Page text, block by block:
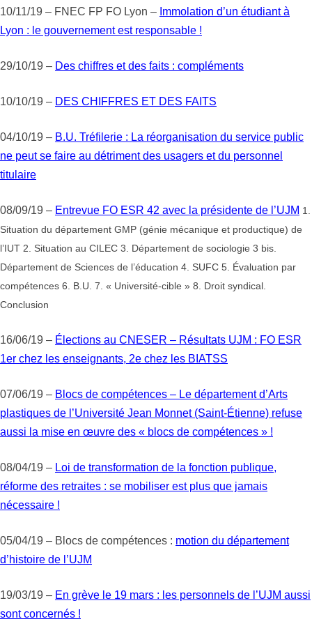
10/11/19 – FNEC FP FO Lyon – Immolation d’un étudiant à
Lyon : le gouvernement est responsable !
29/10/19 – Des chiffres et des faits : compléments
10/10/19 – DES CHIFFRES ET DES FAITS
04/10/19 – B.U. Tréfilerie : La réorganisation du service public
ne peut se faire au détriment des usagers et du personnel
titulaire
08/09/19 – Entrevue FO ESR 42 avec la présidente de l’UJM 1.
Situation du département GMP (génie mécanique et productique) de
l’IUT 2. Situation au CILEC 3. Département de sociologie 3 bis.
Département de Sciences de l’éducation 4. SUFC 5. Évaluation par
compétences 6. B.U. 7. « Université-cible » 8. Droit syndical.
Conclusion
16/06/19 – Élections au CNESER – Résultats UJM : FO ESR
1er chez les enseignants, 2e chez les BIATSS
07/06/19 – Blocs de compétences – Le département d’Arts
plastiques de l’Université Jean Monnet (Saint-Étienne) refuse
aussi la mise en œuvre des « blocs de compétences » !
08/04/19 – Loi de transformation de la fonction publique,
réforme des retraites : se mobiliser est plus que jamais
nécessaire !
05/04/19 – Blocs de compétences : motion du département
d’histoire de l’UJM
19/03/19 – En grève le 19 mars : les personnels de l’UJM aussi
sont concernés !